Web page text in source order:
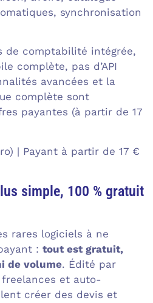
synchronisation
de comptabilité intégrée,
complète, pas d’API
avancées et la
complète sont
payantes (à partir de 17
| Payant à partir de 17 €
simple, 100 % gratuit
rares logiciels à ne
: tout est gratuit,
de volume. Édité par
freelances et auto-
créer des devis et